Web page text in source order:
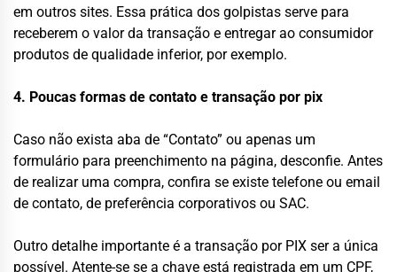
em outros sites. Essa prática dos golpistas serve para
receberem o valor da transação e entregar ao consumidor
produtos de qualidade inferior, por exemplo.
4. Poucas formas de contato e transação por pix
Caso não exista aba de “Contato” ou apenas um
formulário para preenchimento na página, desconfie. Antes
de realizar uma compra, confira se existe telefone ou email
de contato, de preferência corporativos ou SAC.
Outro detalhe importante é a transação por PIX ser a única
possível. Atente-se se a chave está registrada em um CPF,